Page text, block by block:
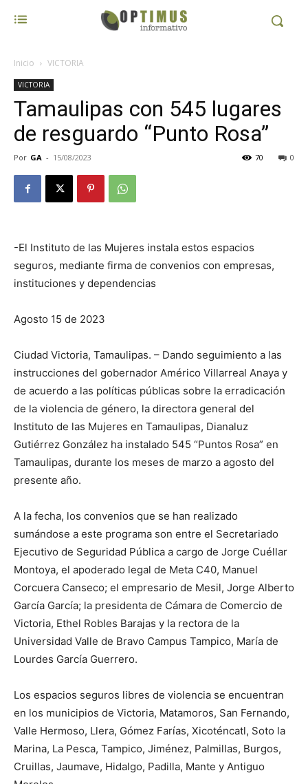
Inicio VICTORIA
VICTORIA
Tamaulipas con 545 lugares
de resguardo “Punto Rosa”
Por GA - 15/08/2023 0
70
-El Instituto de las Mujeres instala estos espacios
seguros, mediante firma de convenios con empresas,
instituciones y dependencias
Agosto 15 de 2023
Ciudad Victoria, Tamaulipas. – Dando seguimiento a las
instrucciones del gobernador Américo Villarreal Anaya y
de acuerdo a las políticas públicas sobre la erradicación
de la violencia de género, la directora general del
Instituto de las Mujeres en Tamaulipas, Dianaluz
Gutiérrez González ha instalado 545 “Puntos Rosa” en
Tamaulipas, durante los meses de marzo a agosto del
presente año.
A la fecha, los convenios que se han realizado
sumándose a este programa son entre el Secretariado
Ejecutivo de Seguridad Pública a cargo de Jorge Cuéllar
Montoya, el apoderado legal de Meta C40, Manuel
Corcuera Canseco; el empresario de Mesil, Jorge Alberto
García García; la presidenta de Cámara de Comercio de
Victoria, Ethel Robles Barajas y la rectora de la
Universidad Valle de Bravo Campus Tampico, María de
Lourdes García Guerrero.
Los espacios seguros libres de violencia se encuentran
en los municipios de Victoria, Matamoros, San Fernando,
Valle Hermoso, Llera, Gómez Farías, Xicoténcatl, Soto la
Marina, La Pesca, Tampico, Jiménez, Palmillas, Burgos,
Cruillas, Jaumave, Hidalgo, Padilla, Mante y Antiguo